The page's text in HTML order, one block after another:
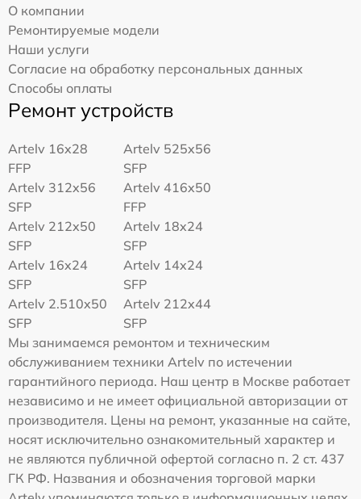
О компании
Ремонтируемые модели
Наши услуги
Согласие на обработку персональных данных
Способы оплаты
Ремонт устройств
Artelv 16x28
FFP
Artelv 525x56
SFP
Artelv 312x56
SFP
Artelv 416x50
FFP
Artelv 212x50
SFP
Artelv 18x24
SFP
Artelv 16x24
SFP
Artelv 14x24
SFP
Artelv 2.510x50
SFP
Artelv 212x44
SFP
Мы занимаемся ремонтом и техническим
обслуживанием техники Artelv по истечении
гарантийного периода. Наш центр в Москве работает
независимо и не имеет официальной авторизации от
производителя. Цены на ремонт, указанные на сайте,
носят исключительно ознакомительный характер и
не являются публичной офертой согласно п. 2 ст. 437
ГК РФ. Названия и обозначения торговой марки